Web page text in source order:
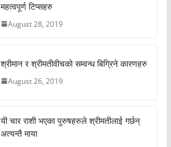
महत्वपूर्ण टिप्सहरु
August 28, 2019
श्रीमान र श्रीमतीवीचको सम्वन्ध बिग्रिने कारणहरु
August 26, 2019
यी चार राशी भएका पुरुषहरुले श्रीमतीलाई गर्छन्
अत्यन्तै माया